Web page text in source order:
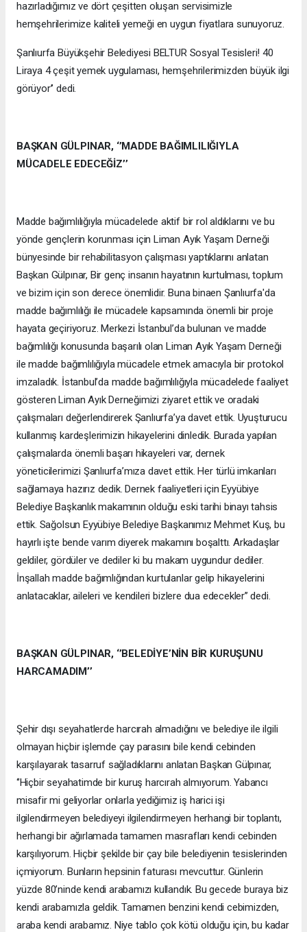
hazırladığımız ve dört çeşitten oluşan servisimizle
hemşehrilerimize kaliteli yemeği en uygun fiyatlara sunuyoruz.
Şanlıurfa Büyükşehir Belediyesi BELTUR Sosyal Tesisleri! 40
Liraya 4 çeşit yemek uygulaması, hemşehrilerimizden büyük ilgi
görüyor’’ dedi.
BAŞKAN GÜLPINAR, ‘’MADDE BAĞIMLILIĞIYLA
MÜCADELE EDECEĞİZ’’
Madde bağımlılığıyla mücadelede aktif bir rol aldıklarını ve bu
yönde gençlerin korunması için Liman Ayık Yaşam Derneği
bünyesinde bir rehabilitasyon çalışması yaptıklarını anlatan
Başkan Gülpınar, Bir genç insanın hayatının kurtulması, toplum
ve bizim için son derece önemlidir. Buna binaen Şanlıurfa'da
madde bağımlılığı ile mücadele kapsamında önemli bir proje
hayata geçiriyoruz. Merkezi İstanbul’da bulunan ve madde
bağımlılığı konusunda başarılı olan Liman Ayık Yaşam Derneği
ile madde bağımlılığıyla mücadele etmek amacıyla bir protokol
imzaladık. İstanbul’da madde bağımlılığıyla mücadelede faaliyet
gösteren Liman Ayık Derneğimizi ziyaret ettik ve oradaki
çalışmaları değerlendirerek Şanlıurfa’ya davet ettik. Uyuşturucu
kullanmış kardeşlerimizin hikayelerini dinledik. Burada yapılan
çalışmalarda önemli başarı hikayeleri var, dernek
yöneticilerimizi Şanlıurfa’mıza davet ettik. Her türlü imkanları
sağlamaya hazırız dedik. Dernek faaliyetleri için Eyyübiye
Belediye Başkanlık makamının olduğu eski tarihi binayı tahsis
ettik. Sağolsun Eyyübiye Belediye Başkanımız Mehmet Kuş, bu
hayırlı işte bende varım diyerek makamını boşalttı. Arkadaşlar
geldiler, gördüler ve dediler ki bu makam uygundur dediler.
İnşallah madde bağımlığından kurtulanlar gelip hikayelerini
anlatacaklar, aileleri ve kendileri bizlere dua edecekler’’ dedi.
BAŞKAN GÜLPINAR, ‘’BELEDİYE’NİN BİR KURUŞUNU
HARCAMADIM’’
Şehir dışı seyahatlerde harcırah almadığını ve belediye ile ilgili
olmayan hiçbir işlemde çay parasını bile kendi cebinden
karşılayarak tasarruf sağladıklarını anlatan Başkan Gülpınar,
‘’Hiçbir seyahatimde bir kuruş harcırah almıyorum. Yabancı
misafir mi geliyorlar onlarla yediğimiz iş harici işi
ilgilendirmeyen belediyeyi ilgilendirmeyen herhangi bir toplantı,
herhangi bir ağırlamada tamamen masrafları kendi cebinden
karşılıyorum. Hiçbir şekilde bir çay bile belediyenin tesislerinden
içmiyorum. Bunların hepsinin faturası mevcuttur. Günlerin
yüzde 80’ninde kendi arabamızı kullandık. Bu gecede buraya biz
kendi arabamızla geldik. Tamamen benzini kendi cebimizden,
araba kendi arabamız. Niye tablo çok kötü olduğu için, bu kadar